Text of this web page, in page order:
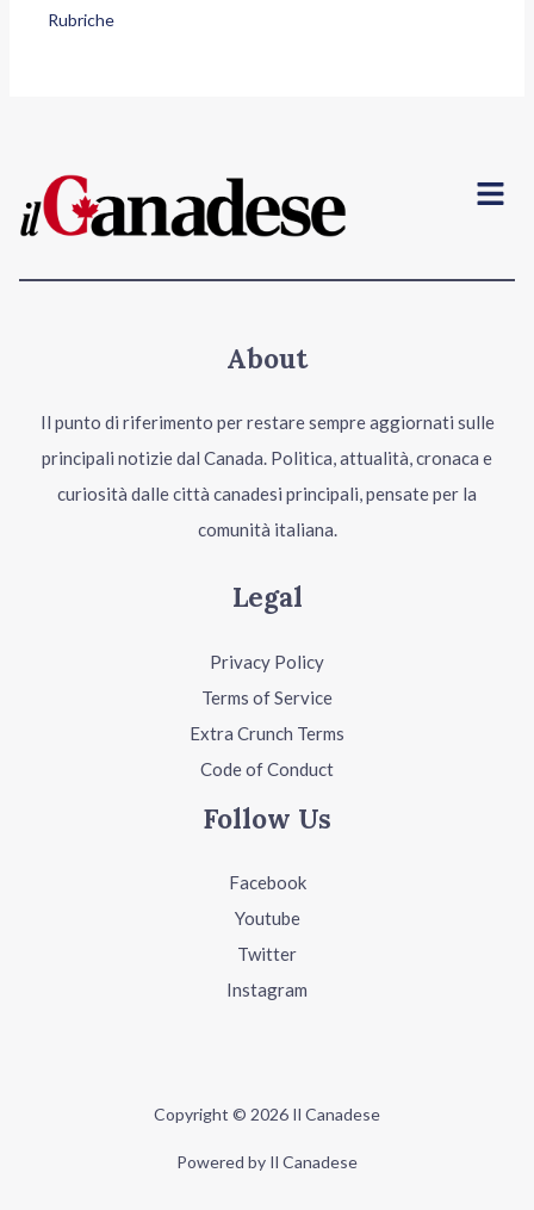
Rubriche
Menu
About
Il punto di riferimento per restare sempre aggiornati sulle
principali notizie dal Canada. Politica, attualità, cronaca e
curiosità dalle città canadesi principali, pensate per la
comunità italiana.
Legal
Privacy Policy
Terms of Service
Extra Crunch Terms
Code of Conduct
Follow Us
Facebook
Youtube
Twitter
Instagram
Copyright © 2026 Il Canadese
Powered by Il Canadese